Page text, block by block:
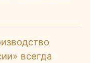
всегда